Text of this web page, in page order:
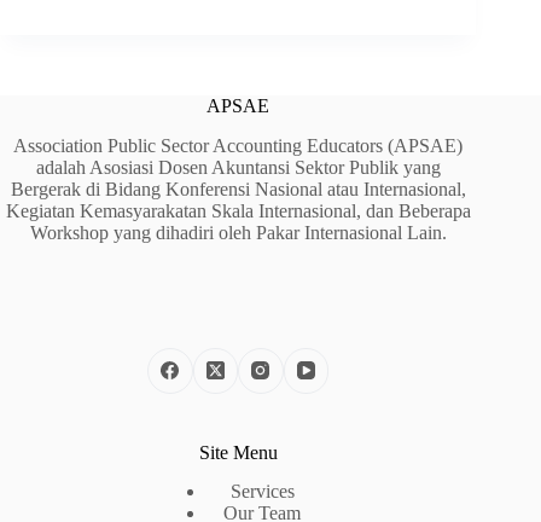
APSAE
Association Public Sector Accounting Educators (APSAE)
adalah Asosiasi Dosen Akuntansi Sektor Publik yang
Bergerak di Bidang Konferensi Nasional atau Internasional,
Kegiatan Kemasyarakatan Skala Internasional, dan Beberapa
Workshop yang dihadiri oleh Pakar Internasional Lain.
Site Menu
Services
Our Team